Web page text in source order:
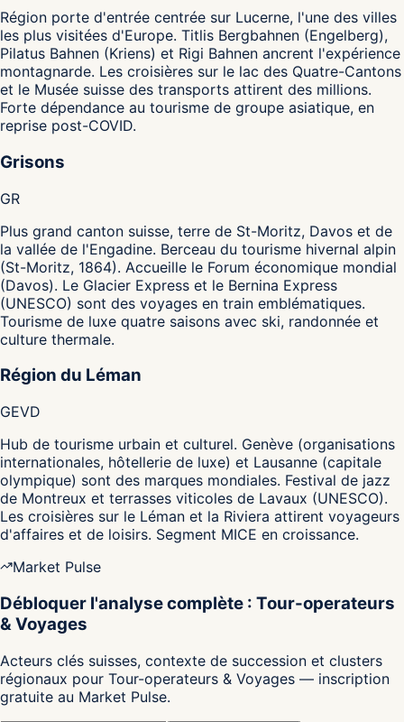
Région porte d'entrée centrée sur Lucerne, l'une des villes
les plus visitées d'Europe. Titlis Bergbahnen (Engelberg),
Pilatus Bahnen (Kriens) et Rigi Bahnen ancrent l'expérience
montagnarde. Les croisières sur le lac des Quatre-Cantons
et le Musée suisse des transports attirent des millions.
Forte dépendance au tourisme de groupe asiatique, en
reprise post-COVID.
Grisons
GR
Plus grand canton suisse, terre de St-Moritz, Davos et de
la vallée de l'Engadine. Berceau du tourisme hivernal alpin
(St-Moritz, 1864). Accueille le Forum économique mondial
(Davos). Le Glacier Express et le Bernina Express
(UNESCO) sont des voyages en train emblématiques.
Tourisme de luxe quatre saisons avec ski, randonnée et
culture thermale.
Région du Léman
GEVD
Hub de tourisme urbain et culturel. Genève (organisations
internationales, hôtellerie de luxe) et Lausanne (capitale
olympique) sont des marques mondiales. Festival de jazz
de Montreux et terrasses viticoles de Lavaux (UNESCO).
Les croisières sur le Léman et la Riviera attirent voyageurs
d'affaires et de loisirs. Segment MICE en croissance.
Market Pulse
Débloquer l'analyse complète : Tour-operateurs
& Voyages
Acteurs clés suisses, contexte de succession et clusters
régionaux pour Tour-operateurs & Voyages — inscription
gratuite au Market Pulse.